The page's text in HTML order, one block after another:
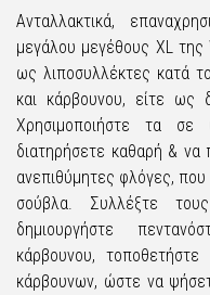
Ανταλλακτικά,
μεγάλου μεγέθους XL της
ως λιποσυλλέκτες κατά
και κάρβουνου, είτε ως
Χρησιμοποιήστε τα σε
διατηρήσετε καθαρή &
ανεπιθύμητες φλόγες, που
σούβλα. Συλλέξτε
δημιουργήστε
κάρβουνου,
κάρβουνων, ώστε να